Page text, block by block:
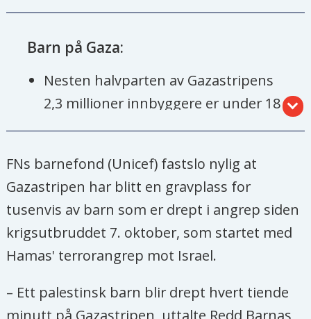
Barn på Gaza:
Nesten halvparten av Gazastripens
2,3 millioner innbyggere er under 18
år.
40 prosent av de drepte så langt i
krigen er barn.
En analyse foretatt av nyhetsbyrået
AP av data gitt av Gazas
helsedepartement, viste at per 26.
og under blitt drept.
FNs barnefond (Unicef) fastslo nylig at
Gazastripen har blitt en gravplass for
tusenvis av barn som er drept i angrep siden
krigsutbruddet 7. oktober, som startet med
Hamas' terrorangrep mot Israel.
– Ett palestinsk barn blir drept hvert tiende
minutt på Gazastripen, uttalte Redd Barnas